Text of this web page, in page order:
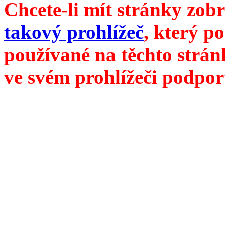
Chcete-li mít stránky
takový prohlížeč, který
používané na těchto
ve svém prohlížeči